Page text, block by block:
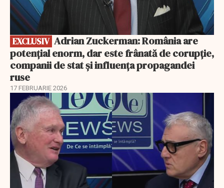
EXCLUSIV
potențial enorm, dar este frânată de corupție,
companii de stat și influența propagandei
ruse
17 FEBRUARIE 2026
EXCLUSIV